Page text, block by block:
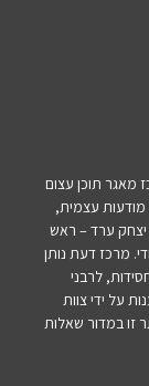
מאגר תוכן עצום
מודעות עצמית,
יצחק ערד – ראש
מרכז דעת נותן
לרבני
על ידי צוות
במדור שאלות